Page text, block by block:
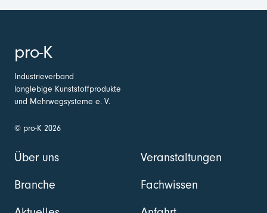
pro-K
Industrieverband
langlebige Kunststoffprodukte
und Mehrwegsysteme e. V.
© pro-K 2026
Über uns
Branche
Veranstaltungen
Fachwissen